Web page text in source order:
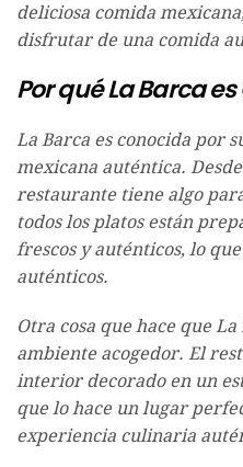
deliciosa comida
disfrutar de una comida
Por qué La Barca
La Barca es conocida por
mexicana auténtica.
restaurante tiene algo
todos los platos están
frescos y auténticos, lo
auténticos.
Otra cosa que hace que La
ambiente acogedor. El
interior decorado en un
que lo hace un lugar
experiencia culinaria